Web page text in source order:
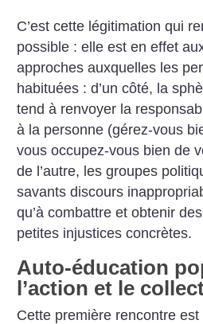
C’est cette légitimation qui
possible : elle est en effet
approches auxquelles les
habituées : d’un côté, la
tend à renvoyer la
à la personne (gérez-vous
vous occupez-vous bien de
de l’autre, les groupes
savants discours
qu’à combattre et obtenir
petites injustices concrètes.
Auto-éducation
l’action et le
Cette première rencontre